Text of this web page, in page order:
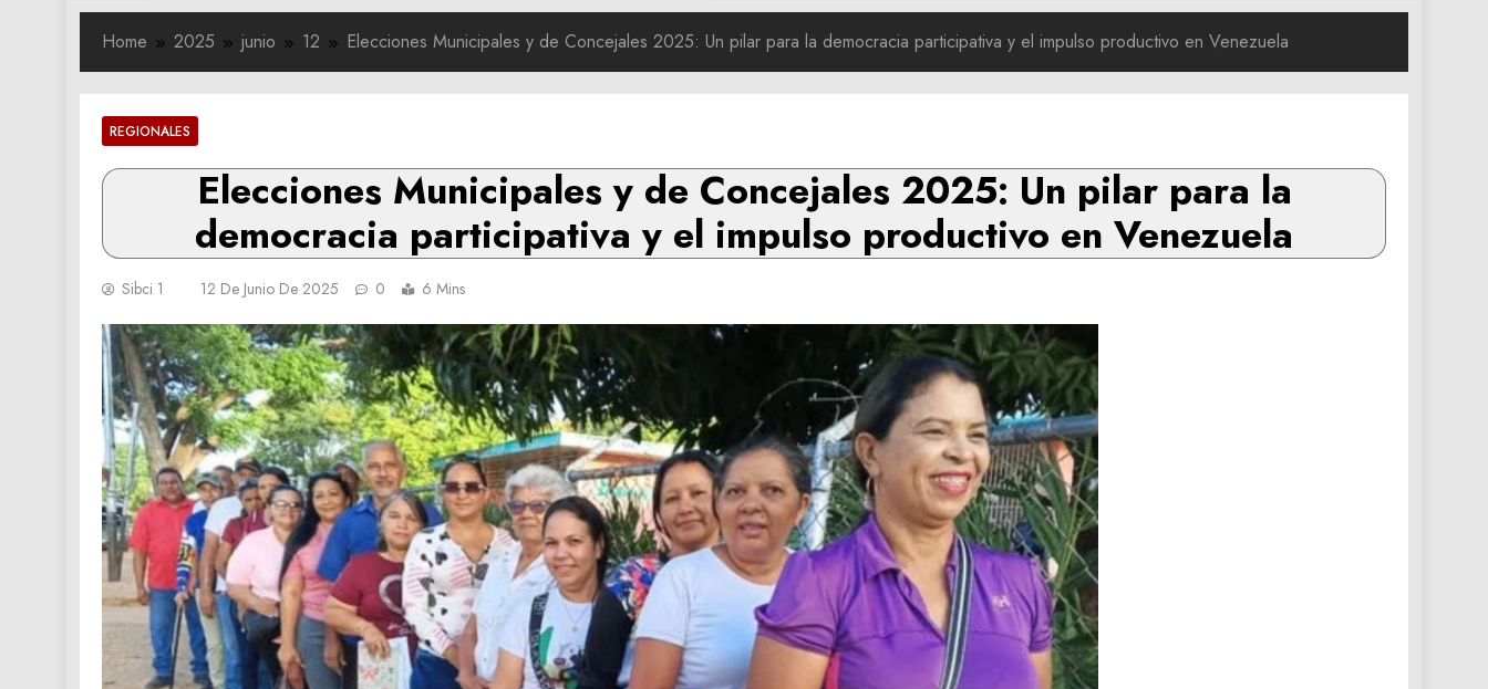
Home 2025 junio 12 Elecciones Municipales y de Concejales 2025: Un pilar para la democracia participativa y el impulso productivo en Venezuela
REGIONALES
Elecciones Municipales y de Concejales 2025: Un pilar para la
democracia participativa y el impulso productivo en Venezuela
Sibci 1 12 De Junio De 2025 0 6 Mins